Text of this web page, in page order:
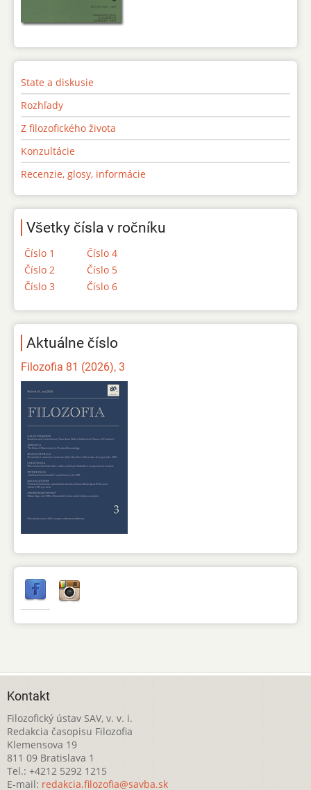
State a diskusie
Rozhľady
Z filozofického života
Konzultácie
Recenzie, glosy, informácie
Všetky čísla v ročníku
Číslo 1
Číslo 2
Číslo 3
Číslo 4
Číslo 5
Číslo 6
Aktuálne číslo
Filozofia 81 (2026), 3
Kontakt
Filozofický ústav SAV, v. v. i.
Redakcia časopisu Filozofia
Klemensova 19
811 09 Bratislava 1
Tel.: +4212 5292 1215
E-mail: redakcia.filozofia@savba.sk